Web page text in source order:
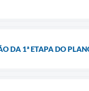
DA 1ª ETAPA DO